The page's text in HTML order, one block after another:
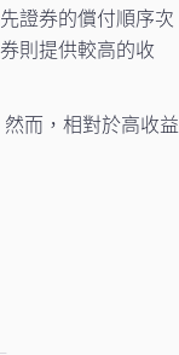
證券的償付順序次
則提供較高的收
而，相對於高收益